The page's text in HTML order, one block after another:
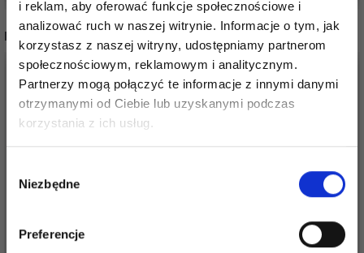
i reklam, aby oferować funkcje społecznościowe i
analizować ruch w naszej witrynie. Informacje o tym, jak
korzystasz z naszej witryny, udostępniamy partnerom
społecznościowym, reklamowym i analitycznym.
Partnerzy mogą połączyć te informacje z innymi danymi
otrzymanymi od Ciebie lub uzyskanymi podczas
korzystania z ich usług.
zgody
Niezbędne
Preferencje
INNI TEŻ WIDZIELI
Oszczędź nawet do 50%
miłośników włóczek i uzyskaj wyłączny
dostęp do inspirujących wzorów na druty i